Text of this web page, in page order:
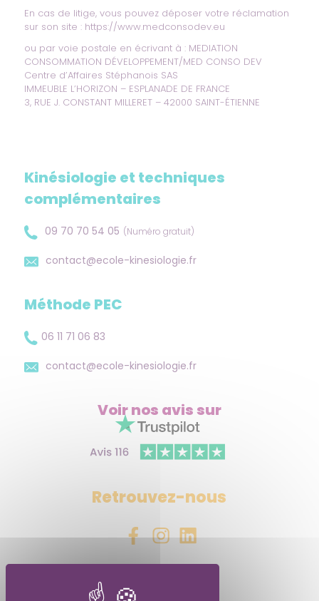
En cas de litige, vous pouvez déposer votre réclamation
sur son site : https://www.medconsodev.eu
ou par voie postale en écrivant à : MEDIATION
CONSOMMATION DÉVELOPPEMENT/MED CONSO DEV
Centre d’Affaires Stéphanois SAS
IMMEUBLE L’HORIZON – ESPLANADE DE FRANCE
3, RUE J. CONSTANT MILLERET – 42000 SAINT-ÉTIENNE
Kinésiologie et techniques
complémentaires
09 70 70 54 05 (Numéro gratuit)
contact@ecole-kinesiologie.fr
Méthode PEC
06 11 71 06 83
contact@ecole-kinesiologie.fr
Voir nos avissur
Retrouvez-nous